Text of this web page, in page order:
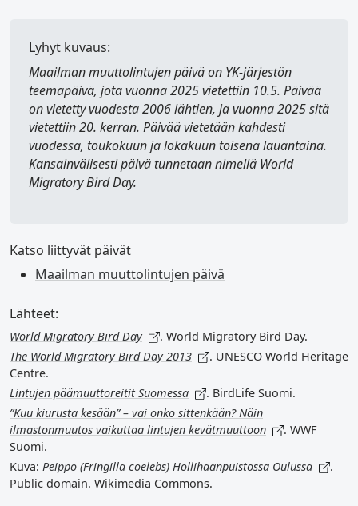
Lyhyt kuvaus:
Maailman muuttolintujen päiväon YK-järjestön
teemapäivä, jota vuonna 2025 vietettiin 10.5. Päivää
on vietetty vuodesta 2006 lähtien, ja vuonna 2025 sitä
vietettiin 20. kerran. Päivää vietetään kahdesti
vuodessa, toukokuun ja lokakuun toisena lauantaina.
Kansainvälisesti päivä tunnetaan nimellä World
Migratory Bird Day.
Katso liittyvät päivät
Maailman muuttolintujen päivä
Lähteet:
World Migratory Bird Day
. World Migratory Bird Day.
The World Migratory Bird Day 2013
. UNESCO World Heritage
Centre.
Lintujen päämuuttoreitit Suomessa
. BirdLife Suomi.
”Kuu kiurusta kesään” – vai onko sittenkään? Näin
ilmastonmuutos vaikuttaa lintujen kevätmuuttoon
. WWF
Suomi.
Kuva: Peippo (Fringilla coelebs) Hollihaanpuistossa Oulussa
.
Public domain. Wikimedia Commons.